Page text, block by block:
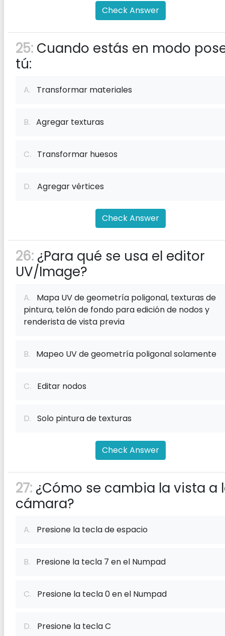
Check Answer
25: Cuando estás en modo
tú:
A. Transformar materiales
B. Agregar texturas
C. Transformar huesos
D. Agregar vértices
Check Answer
26: ¿Para qué se usa el editor
UV/Image?
A. Mapa UV de geometría poligonal, texturas de
pintura, telón de fondo para edición de nodos y
renderista de vista previa
B. Mapeo UV de geometría poligonal solamente
C. Editar nodos
D. Solo pintura de texturas
Check Answer
27: ¿Cómo se cambia la vista a
cámara?
A. Presione la tecla de espacio
B. Presione la tecla 7 en el Numpad
C. Presione la tecla 0 en el Numpad
D. Presione la tecla C